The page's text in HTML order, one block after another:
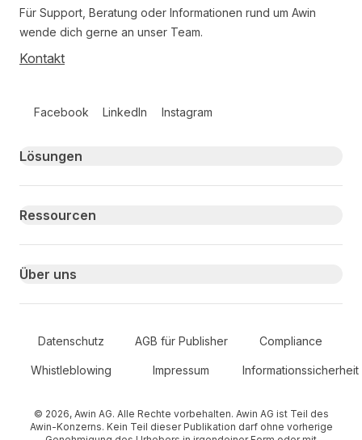
Für Support, Beratung oder Informationen rund um Awin
wende dich gerne an unser Team.
Kontakt
Facebook LinkedIn Instagram
Primary footer navigation
Lösungen
Ressourcen
Über uns
Secondary Footer Navigation
Datenschutz AGB für Publisher Compliance
Whistleblowing Impressum Informationssicherheit
© 2026, Awin AG. Alle Rechte vorbehalten. Awin AG ist Teil des
Awin-Konzerns. Kein Teil dieser Publikation darf ohne vorherige